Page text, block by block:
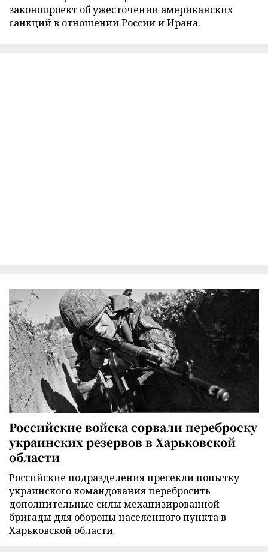
законопроект об ужесточении американских
санкций в отношении России и Ирана.
Российские войска сорвали переброску
украинских резервов в Харьковской
области
Российские подразделения пресекли попытку
украинского командования перебросить
дополнительные силы механизированной
бригады для обороны населенного пункта в
Харьковской области.